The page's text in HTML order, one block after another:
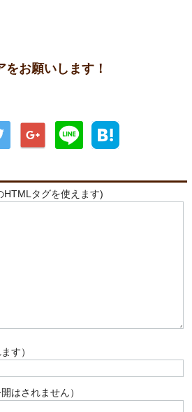
をお願いします！
HTMLタグを使えます)
す）
はされません）